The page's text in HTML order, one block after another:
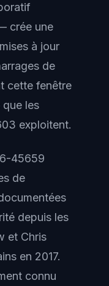
crée une
à jour
de
cette fenêtre
les
exploitent.
45659
de
depuis les
et Chris
en 2017.
connu